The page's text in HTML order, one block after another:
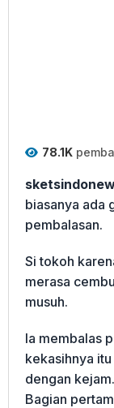
78.1K
biasanya ada
pembalasan.
Si tokoh
merasa
musuh.
Ia membalas
kekasihnya
dengan kejam.
Bagian